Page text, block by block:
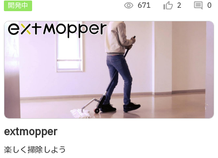
開発中 visibility 671 thumb_up_alt 2 comment 0
extmopper
楽しく掃除しよう